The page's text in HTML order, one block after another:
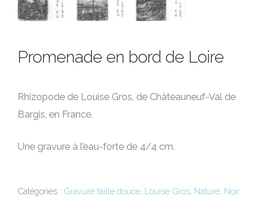
Promenade en bord de Loire
Rhizopode de Louise Gros, de Châteauneuf-Val de
Bargis, en France.
Une gravure à l’eau-forte de 4/4 cm.
Catégories : Gravure taille douce, Louise Gros, Nature, Noir